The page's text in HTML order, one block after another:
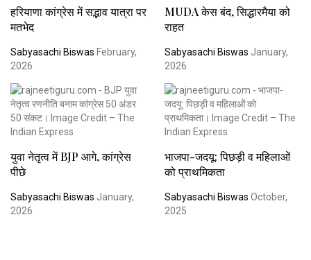
हरियाणा कांग्रेस में सद्भाव यात्रा पर
मतभेद
Sabyasachi Biswas February,
2026
MUDA केस बंद, सिद्धारमैया को
राहत
Sabyasachi Biswas January,
2026
युवा नेतृत्व में BJP आगे, कांग्रेस
पीछे
Sabyasachi Biswas January,
2026
भाजपा-जदयू: पिछड़ी व महिलाओं
को प्राथमिकता
Sabyasachi Biswas October,
2025